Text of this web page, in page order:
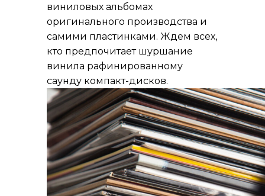
виниловых альбомах
оригинального производства и
самими пластинками. Ждем всех,
кто предпочитает шуршание
винила рафинированному
саунду компакт-дисков.